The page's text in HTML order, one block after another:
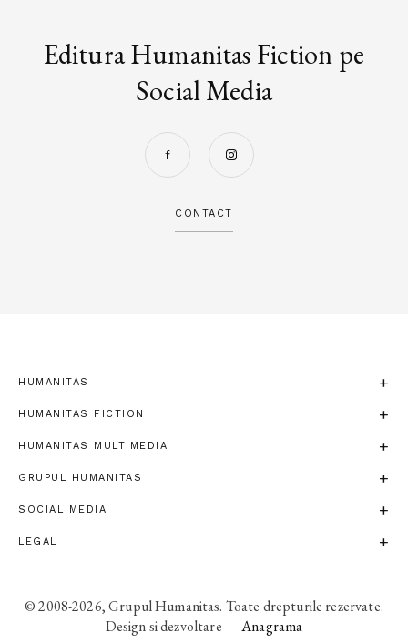
Editura Humanitas Fiction pe
Social Media
CONTACT
HUMANITAS
HUMANITAS FICTION
HUMANITAS MULTIMEDIA
GRUPUL HUMANITAS
SOCIAL MEDIA
LEGAL
© 2008-2026, Grupul Humanitas. Toate drepturile rezervate.
Design si dezvoltare —Anagrama